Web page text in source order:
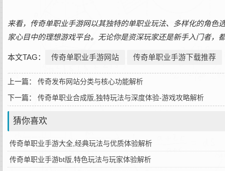
来看，传奇单职业手游网以其独特的单职业玩法、多样化的角
家心目中的理想游戏平台。无论你是资深玩家还是新手入门者，
本文TAG： 传奇单职业手游网站 传奇单职业手游下载推荐
上一篇： 传奇发布网站分类与核心功能解析
下一篇： 传奇单职业合成版,独特玩法与深度体验-游戏攻略解析
猜你喜欢
传奇单职业手游大全,经典玩法与优质体验解析
传奇单职业手游bt版,特色玩法与玩家体验解析